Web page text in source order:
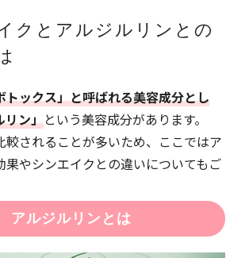
クとアルジルリンとの
トックス」と呼ばれる美容成分とし
リン」という美容成分があります。
較されることが多いため、ここではア
果やシンエイクとの違いについてもご
アルジルリンとは